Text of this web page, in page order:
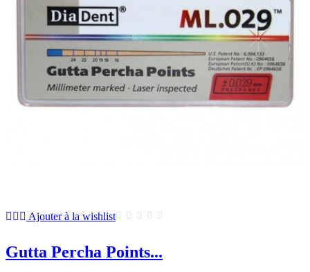
Ajouter à la wishlist
Gutta Percha Points...